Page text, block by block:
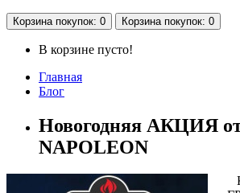
Корзина покупок: 0 Корзина покупок: 0
В корзине пусто!
Главная
Блог
Новогодняя АКЦИЯ
NAPOLEON